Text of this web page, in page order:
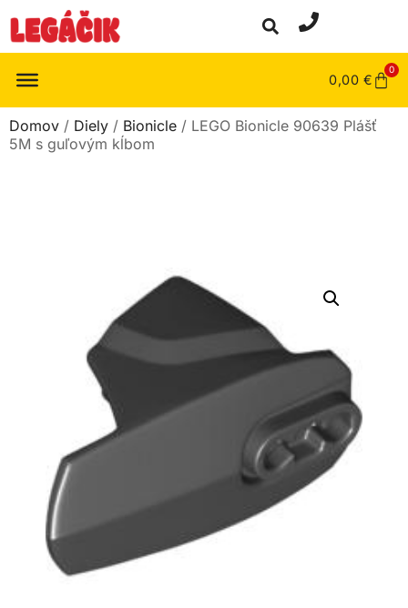
0,00 €
0
Domov / Diely / Bionicle / LEGO Bionicle 90639 Plášť
5M s guľovým kĺbom